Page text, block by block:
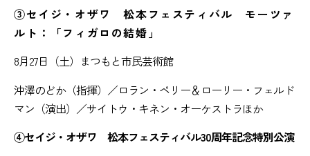
③セイジ・オザワ 松本フェスティバル モーツァ
ルト：「フィガロの結婚」
8月27日（土）まつもと市民芸術館
沖澤のどか（指揮）／ロラン・ペリー＆ローリー・フェルド
マン（演出）／サイトウ・キネン・オーケストラほか
④セイジ・オザワ 松本フェスティバル30周年記念特別公演